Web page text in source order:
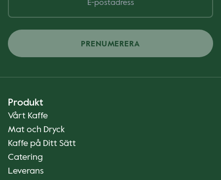
PRENUMERERA
Produkt
Vårt Kaffe
Mat och Dryck
Kaffe på Ditt Sätt
Catering
Leverans